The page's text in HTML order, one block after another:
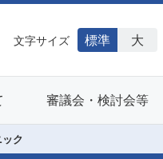
文字サイズ 標準 大
審議会・検討会等
ク